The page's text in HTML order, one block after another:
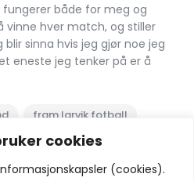
cookies
(cookies).
fungerer både for meg og
vinne hver match, og stiller
sinna hvis jeg gjør noe jeg
eneste jeg tenker på er å
fram larvik fotball